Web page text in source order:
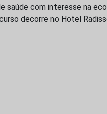
saúde com interesse na
decorre no Hotel